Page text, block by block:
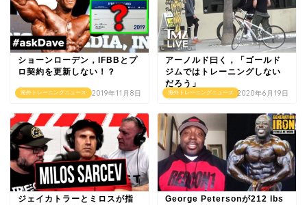
海外トレーニングニュース
ショーンローデン，IFBBとプ
ロ契約を更新しない！？
2019年11月8日 海外トレーニングニュース
アーノルド曰く，「ゴールド
ジムではトレーニングしない
だろう」
2020年6月19日
ジェイカトラーとミロスが指
George Petersonが212 lbs